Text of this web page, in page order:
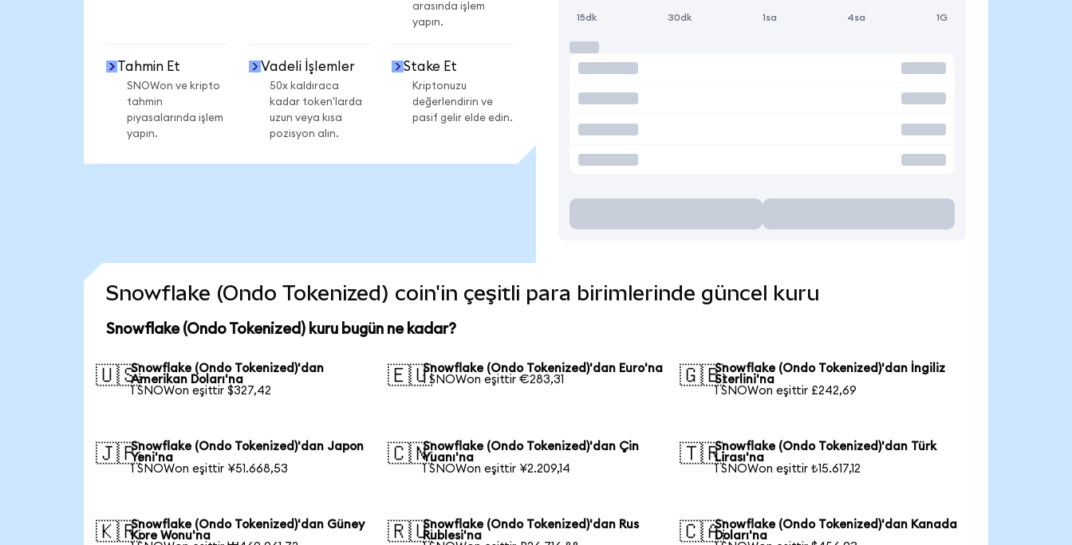
arasında işlem
yapın.
Tahmin Et
SNOWon ve kripto
tahmin
piyasalarında işlem
yapın.
Vadeli İşlemler
50x kaldıraca
kadar token'larda
uzun veya kısa
pozisyon alın.
Stake Et
Kriptonuzu
değerlendirin ve
pasif gelir elde edin.
15dk 30dk 1sa 4sa 1G
Snowflake (Ondo Tokenized) coin'in çeşitli para birimlerinde güncel kuru
Snowflake (Ondo Tokenized) kuru bugün ne kadar?
🇺🇸Snowflake (Ondo Tokenized)'dan
Amerikan Doları'na
1 SNOWon eşittir $327,42
🇪🇺Snowflake (Ondo Tokenized)'dan Euro'na
1 SNOWon eşittir €283,31
🇬🇧Snowflake (Ondo Tokenized)'dan İngiliz
Sterlini'na
1 SNOWon eşittir £242,69
🇯🇵Snowflake (Ondo Tokenized)'dan Japon
Yeni'na
1 SNOWon eşittir ¥51.668,53
🇨🇳Snowflake (Ondo Tokenized)'dan Çin
Yuanı'na
1 SNOWon eşittir ¥2.209,14
🇹🇷Snowflake (Ondo Tokenized)'dan Türk
Lirası'na
1 SNOWon eşittir ₺15.617,12
🇰🇷Snowflake (Ondo Tokenized)'dan Güney
Kore Wonu'na
🇷🇺Snowflake (Ondo Tokenized)'dan Rus
Rublesi'na
🇨🇦Snowflake (Ondo Tokenized)'dan Kanada
Doları'na